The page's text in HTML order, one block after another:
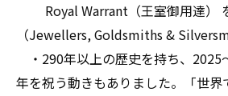
Royal Warrant（王室御用達）
（Jewellers, Goldsmiths &
・290年以上の歴史を持ち、2025
年を祝う動きもありました。「世界